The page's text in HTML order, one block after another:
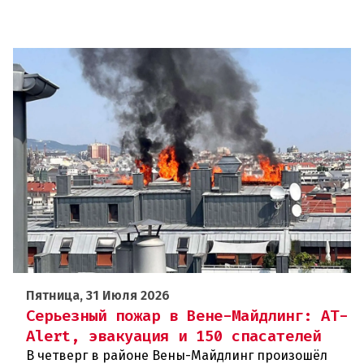
Пятница, 31 Июля 2026
Серьезный пожар в Вене-Майдлинг: AT-
Alert, эвакуация и 150 спасателей
В четверг в районе Вены-Майдлинг произошёл